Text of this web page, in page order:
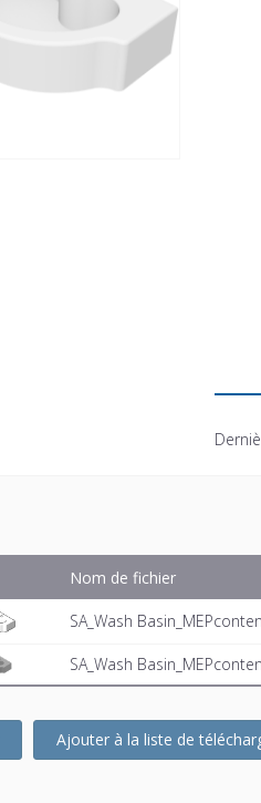
Nom de fichier
SA_Wash
SA_Wash
Ajouter à la liste de